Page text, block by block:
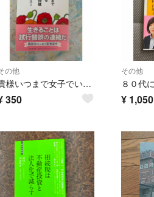
の他
貴様いつまで女子でいるつもりだ問題 ジェーン・スー
350
その他
¥ 1,050